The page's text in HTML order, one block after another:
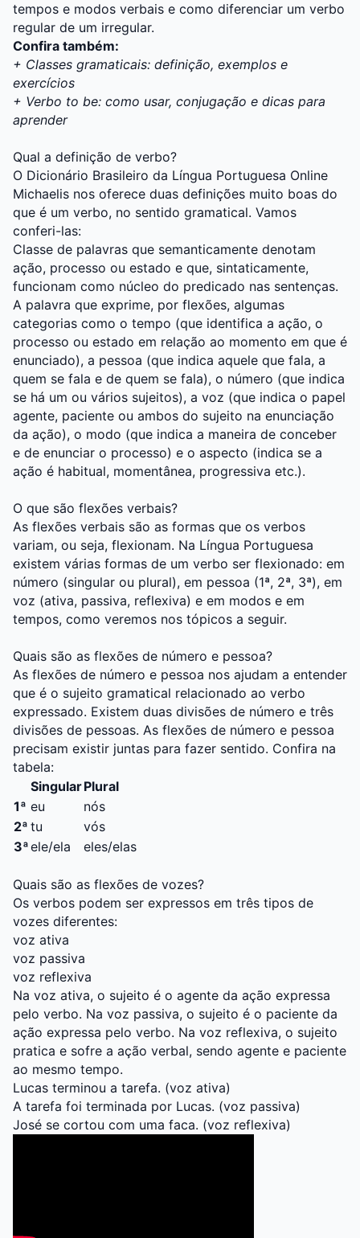
tempos e modos verbais e como diferenciar um verbo
regular de um irregular.
Confira também:
+ Classes gramaticais: definição, exemplos e
exercícios
+ Verbo to be: como usar, conjugação e dicas para
aprender
Qual a definição de verbo?
O Dicionário Brasileiro da Língua Portuguesa Online
Michaelis nos oferece duas definições muito boas do
que é um verbo, no sentido gramatical. Vamos
conferi-las:
Classe de palavras que semanticamente denotam
ação, processo ou estado e que, sintaticamente,
funcionam como núcleo do predicado nas sentenças.
A palavra que exprime, por flexões, algumas
categorias como o tempo (que identifica a ação, o
processo ou estado em relação ao momento em que é
enunciado), a pessoa (que indica aquele que fala, a
quem se fala e de quem se fala), o número (que indica
se há um ou vários sujeitos), a voz (que indica o papel
agente, paciente ou ambos do sujeito na enunciação
da ação), o modo (que indica a maneira de conceber
e de enunciar o processo) e o aspecto (indica se a
ação é habitual, momentânea, progressiva etc.).
O que são flexões verbais?
As flexões verbais são as formas que os verbos
variam, ou seja, flexionam. Na Língua Portuguesa
existem várias formas de um verbo ser flexionado: em
número (singular ou plural), em pessoa (1ª, 2ª, 3ª), em
voz (ativa, passiva, reflexiva) e em modos e em
tempos, como veremos nos tópicos a seguir.
Quais são as flexões de número e pessoa?
As flexões de número e pessoa nos ajudam a entender
que é o sujeito gramatical relacionado ao verbo
expressado. Existem duas divisões de número e três
divisões de pessoas. As flexões de número e pessoa
precisam existir juntas para fazer sentido. Confira na
tabela:
SingularPlural
1ª eu
nós
2ª tu
vós
3ªele/ela eles/elas
Quais são as flexões de vozes?
Os verbos podem ser expressos em três tipos de
vozes diferentes:
voz ativa
voz passiva
voz reflexiva
Na voz ativa, o sujeito é o agente da ação expressa
pelo verbo. Na voz passiva, o sujeito é o paciente da
ação expressa pelo verbo. Na voz reflexiva, o sujeito
pratica e sofre a ação verbal, sendo agente e paciente
ao mesmo tempo.
Lucas terminou a tarefa. (voz ativa)
A tarefa foi terminada por Lucas. (voz passiva)
José se cortou com uma faca. (voz reflexiva)